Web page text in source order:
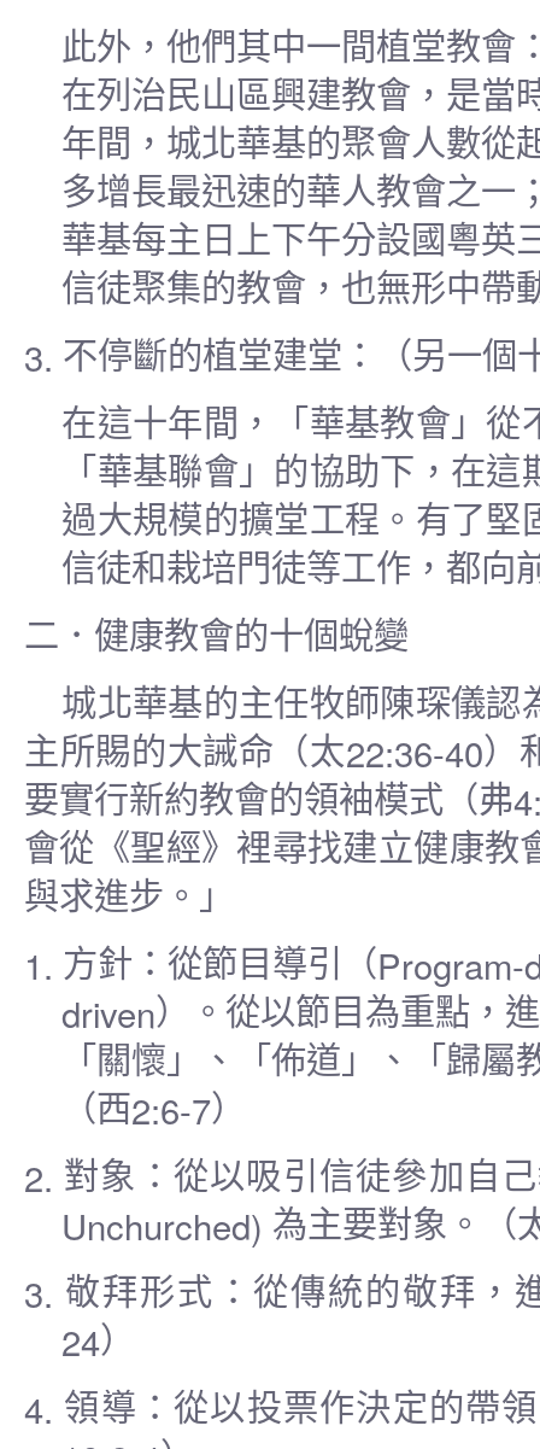
此外，他們其中一間植堂教會
在列治民山區興建教會，是當
年間，城北華基的聚會人數從
多增長最迅速的華人教會之一
華基每主日上下午分設國粵英
信徒聚集的教會，也無形中帶
3. 不停斷的植堂建堂 ：（另一個
在這十年間，「華基教會」從
「華基聯會」的協助下，在
過大規模的擴堂工程。有了堅
信徒和栽培門徒等工作，都向
二．健康教會的十個蛻變
城北華基的主任牧師陳琛儀認
主所賜的大誡命（太22:36-40）
要實行新約教會的領袖模式（弗
會從《聖經》裡尋找建立健康教
與求進步。」
1. 方針 ：從節目導引（Program-
driven）。從以節目為重點，
「關懷」、「佈道」、「歸
（西2:6-7）
2. 對象 ：從以吸引信徒參加自
Unchurched) 為主要對象。（
3. 敬拜形式 ：從傳統的敬拜，
24）
4. 領導 ：從以投票作決定的帶